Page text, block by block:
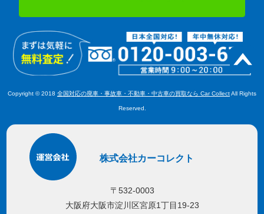
Copyright © 2018 全国対応の廃車・事故車・不動車・中古車の買取なら Car CollectAll Rights
Reserved.
株式会社カーコレクト
〒532-0003
大阪府大阪市淀川区宮原1丁目19-23